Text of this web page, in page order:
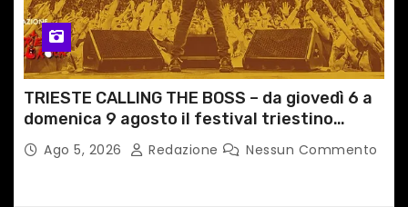
TRIESTE CALLING THE BOSS – da giovedì 6 a
domenica 9 agosto il festival triestino
dedicato a Springsteen
Ago 5, 2026 Redazione Nessun Commento